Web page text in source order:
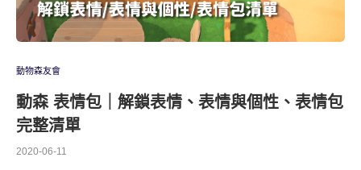
動物森友會
動森 表情包｜解鎖表情、表情與個性、表情包
完整清單
2020-06-11